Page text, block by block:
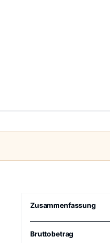
Zusammenfassung
Bruttobetrag